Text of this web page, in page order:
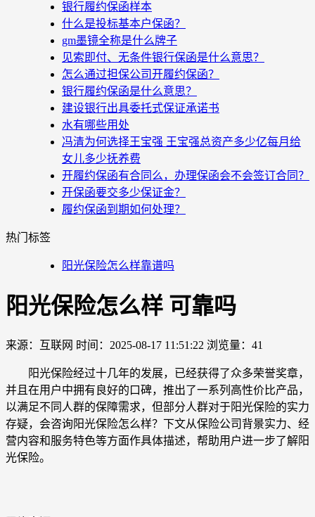
银行履约保函样本
什么是投标基本户保函？
gm墨镜全称是什么牌子
见索即付、无条件银行保函是什么意思？
怎么通过担保公司开履约保函？
银行履约保函是什么意思？
建设银行出具委托式保证承诺书
水有哪些用处
冯清为何选择王宝强 王宝强总资产多少亿每月给
女儿多少抚养费
开履约保函有合同么，办理保函会不会签订合同？
开保函要交多少保证金？
履约保函到期如何处理？
热门标签
阳光保险怎么样靠谱吗
阳光保险怎么样 可靠吗
来源：互联网 时间：2025-08-17 11:51:22 浏览量：41
阳光保险经过十几年的发展，已经获得了众多荣誉奖章，
并且在用户中拥有良好的口碑，推出了一系列高性价比产品，
以满足不同人群的保障需求，但部分人群对于阳光保险的实力
存疑，会咨询阳光保险怎么样？下文从保险公司背景实力、经
营内容和服务特色等方面作具体描述，帮助用户进一步了解阳
光保险。